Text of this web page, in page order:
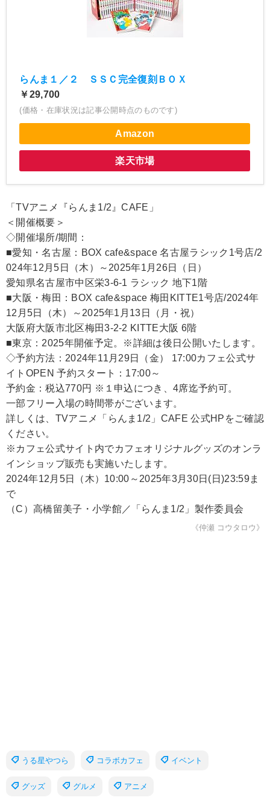
らんま１／２ ＳＳＣ完全復刻ＢＯＸ
￥29,700
(価格・在庫状況は記事公開時点のものです)
Amazon
楽天市場
「TVアニメ『らんま1/2』CAFE」
＜開催概要＞
◇開催場所/期間：
■愛知・名古屋：BOX cafe&space 名古屋ラシック1号店/2
024年12月5日（木）～2025年1月26日（日）
愛知県名古屋市中区栄3-6-1 ラシック 地下1階
■大阪・梅田：BOX cafe&space 梅田KITTE1号店/2024年
12月5日（木）～2025年1月13日（月・祝）
大阪府大阪市北区梅田3-2-2 KITTE大阪 6階
■東京：2025年開催予定。※詳細は後日公開いたします。
◇予約方法：2024年11月29日（金） 17:00カフェ公式サ
イトOPEN 予約スタート：17:00～
予約金：税込770円 ※１申込につき、4席迄予約可。
一部フリー入場の時間帯がございます。
詳しくは、TVアニメ「らんま1/2」CAFE 公式HPをご確認
ください。
※カフェ公式サイト内でカフェオリジナルグッズのオンラ
インショップ販売も実施いたします。
2024年12月5日（木）10:00～2025年3月30日(日)23:59ま
で
（C）高橋留美子・小学館／「らんま1/2」製作委員会
《仲瀬 コウタロウ》
うる星やつら コラボカフェ イベント
グッズ グルメ アニメ